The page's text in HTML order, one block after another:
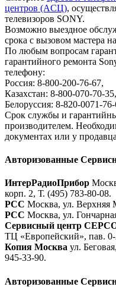
центров (AСЦ),
телевизоров SONY.
Возможно выездное
срока с вызовом мастера
По любым вопросам
гарантийного ремонта
телефону:
Россия: 8-800-200-76-67,
Казахстан: 8-800-070-70-35,
Белоруссия: 8-820-0071-
Срок службы и
производителем.
документах или у
Авторизованные
ИнтерРадиоПрибор
корп. 2, Т. (495) 783-80-08.
РСС Москва, ул. Верхняя
РСС Москва, ул.
Сервисный центр
ТЦ «Европейский», пав.
Копия Москва ул.
945-33-90.
Авторизованные